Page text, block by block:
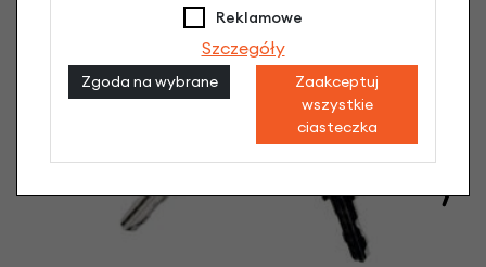
Reklamowe
Szczegóły
Zgoda na wybrane
Zaakceptuj
wszystkie
ciasteczka